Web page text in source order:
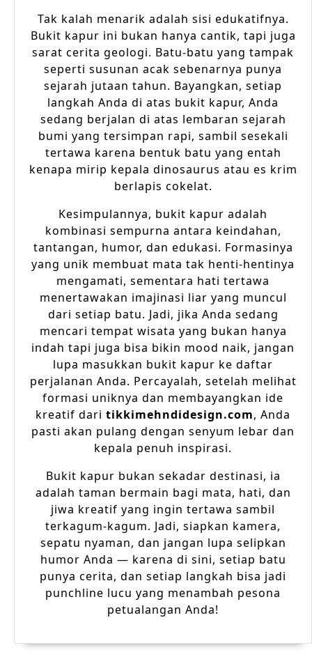
Tak kalah menarik adalah sisi edukatifnya.
Bukit kapur ini bukan hanya cantik, tapi juga
sarat cerita geologi. Batu-batu yang tampak
seperti susunan acak sebenarnya punya
sejarah jutaan tahun. Bayangkan, setiap
langkah Anda di atas bukit kapur, Anda
sedang berjalan di atas lembaran sejarah
bumi yang tersimpan rapi, sambil sesekali
tertawa karena bentuk batu yang entah
kenapa mirip kepala dinosaurus atau es krim
berlapis cokelat.
Kesimpulannya, bukit kapur adalah
kombinasi sempurna antara keindahan,
tantangan, humor, dan edukasi. Formasinya
yang unik membuat mata tak henti-hentinya
mengamati, sementara hati tertawa
menertawakan imajinasi liar yang muncul
dari setiap batu. Jadi, jika Anda sedang
mencari tempat wisata yang bukan hanya
indah tapi juga bisa bikin mood naik, jangan
lupa masukkan bukit kapur ke daftar
perjalanan Anda. Percayalah, setelah melihat
formasi uniknya dan membayangkan ide
kreatif dari tikkimehndidesign.com, Anda
pasti akan pulang dengan senyum lebar dan
kepala penuh inspirasi.
Bukit kapur bukan sekadar destinasi, ia
adalah taman bermain bagi mata, hati, dan
jiwa kreatif yang ingin tertawa sambil
terkagum-kagum. Jadi, siapkan kamera,
sepatu nyaman, dan jangan lupa selipkan
humor Anda — karena di sini, setiap batu
punya cerita, dan setiap langkah bisa jadi
punchline lucu yang menambah pesona
petualangan Anda!